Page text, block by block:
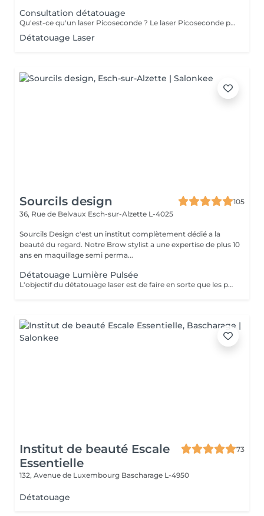
Consultation détatouage
Qu'est-ce qu'un laser Picoseconde ? Le laser Picoseconde permet de délivrer une impulsion lumineuse de l'ordre de 300 picoseconde. Cette brièveté d'impulsion induit une onde de choc capable de fragmenter les pigments du tatouage. Le détatouage était jusqu'à présent réalisé avec des lasers dits «Q Switched» avec une durée d'impulsion de l'ordre de la nanoseconde, beaucoup moins efficace. - Efficace sur les tatouages noirs et de couleurs - Traitement corps, visage et maquillage permanant. - Le détatouage par laser ne laisse pas de cicatrices après le traitement ; - Les séances sont espacées de 30 à 40 jours (au lieu de 2 mois ou plus avec un laser «Q Switched») ; Il est impossible de prédire avec précision le nombre de séances nécessaires. En effet, tout dépend des facteurs sur lesquels nous n'avons aucune information avant de commencer le traitement (qualité et profondeur de l'encre, présence ou non de métaux dans les pigments)
Détatouage Laser
Sourcils design
105
36, Rue de Belvaux Esch-sur-Alzette L-4025
Sourcils Design c'est un institut complètement dédié a la
beauté du regard. Notre Brow stylist a une expertise de plus 10
ans en maquillage semi perma...
Détatouage Lumière Pulsée
L'objectif du détatouage laser est de faire en sorte que les particules d'encre soient digérables par l'organisme. Ainsi le faisceau d'énergie du laser vise le pigment et permet de le faire éclater. Il va ensuite être éliminé par les globules blancs. La quantité de séances dépendra du type d'encre, de la peau et de la technique utilisée par le professionnel qui a réalisé votre tatouage des sourcils. seulement un mois apres la première séance la praticienne pourra déterminer le numéro de séances nécessaires, dans. certaines cas une seule séance suffit comme dans certains outres nous pouvons besoin de trois ou plus. Les poils peuvent temporairement devenir blancs "en raison de l'élimination des pigments" explique l'experte. Cette décoloration est courante et temporaire (en quelques jours seulement, les sourcils retrouvent leur couleur d'origine).
Institut de beauté Escale
Essentielle
73
132, Avenue de Luxembourg Bascharage L-4950
Détatouage